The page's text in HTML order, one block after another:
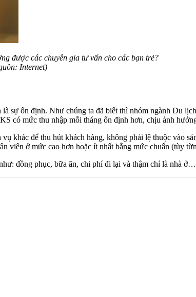
được các chuyên gia tư vấn cho các bạn trẻ?
Internet)
sự ổn định. Như chúng ta đã biết thì nhóm ngành Du
có mức thu nhập mỗi tháng ổn định hơn, chịu ảnh
khác để thu hút khách hàng, không phải lệ thuộc vào
viên ở mức cao hơn hoặc ít nhất bằng mức chuẩn (tùy
đồng phục, bữa ăn, chi phí đi lại và thậm chí là nhà ở…